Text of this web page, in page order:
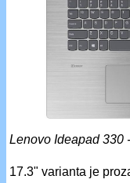
Lenovo Ideapad 330
17.3" varianta je